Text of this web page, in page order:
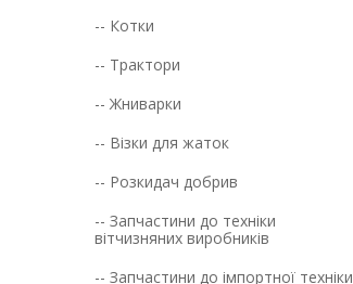
-- Котки
-- Трактори
-- Жниварки
-- Візки для жаток
-- Розкидач добрив
-- Запчастини до техніки
вітчизняних виробників
-- Запчастини до імпортної техніки